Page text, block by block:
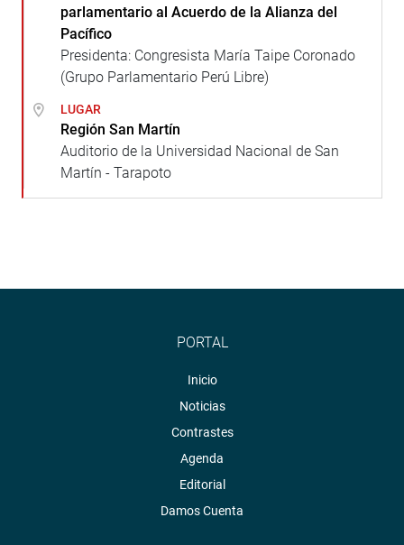
parlamentario al Acuerdo de la Alianza del
Pacífico
Presidenta: Congresista María Taipe Coronado
(Grupo Parlamentario Perú Libre)
LUGAR
Región San Martín
Auditorio de la Universidad Nacional de San
Martín - Tarapoto
PORTAL
Inicio
Noticias
Contrastes
Agenda
Editorial
Damos Cuenta